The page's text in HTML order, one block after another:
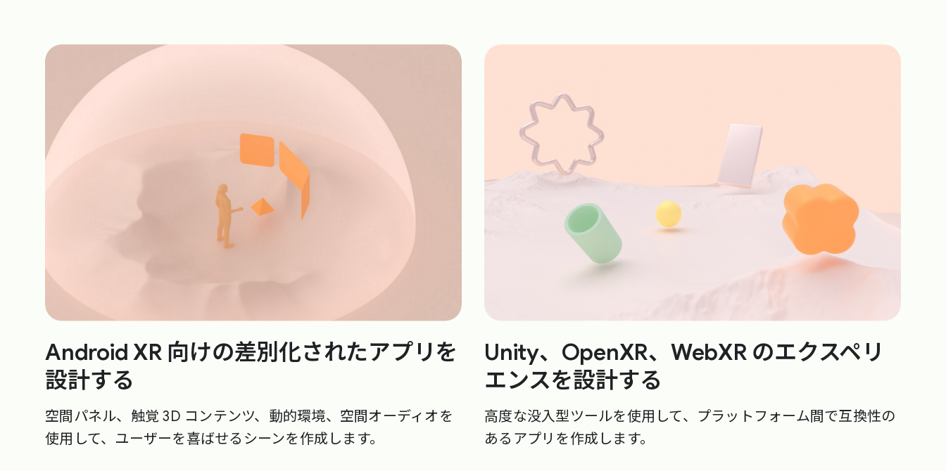
Android XR 向けの差別化されたアプリを
設計する
空間パネル、触覚 3D コンテンツ、動的環境、空間オーディオを
使用して、ユーザーを喜ばせるシーンを作成します。
Unity、OpenXR、WebXR のエクスペリ
エンスを設計する
高度な没入型ツールを使用して、プラットフォーム間で互換性の
あるアプリを作成します。